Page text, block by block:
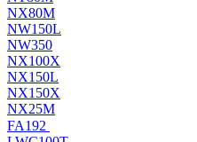
NX80M
NW150L
NW350
NX100X
NX150L
NX150X
NX25M
FA192